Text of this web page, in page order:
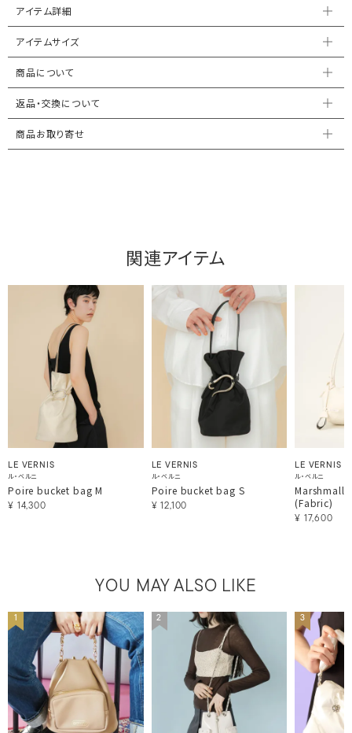
アイテム詳細
アイテムサイズ
商品について
返品・交換について
商品お取り寄せ
関連アイテム
LE VERNIS
ル・ベルニ
Poire bucket bag M
¥ 14,300
LE VERNIS
ル・ベルニ
Poire bucket bag S
¥ 12,100
LE VERNIS
ル・ベルニ
(Fabric)
¥ 17,600
YOU MAY ALSO LIKE
1 2 3